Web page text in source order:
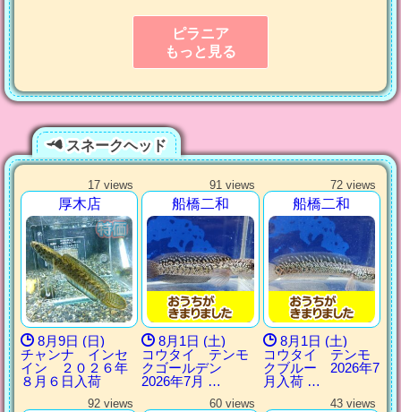
ピラニア
もっと見る
スネークヘッド
17 views
厚木店
8月9日 (日)
チャンナ インセ
イン ２０２６年
８月６日入荷
91 views
船橋二和
8月1日 (土)
コウタイ テンモ
クゴールデン
2026年7月 …
72 views
船橋二和
8月1日 (土)
コウタイ テンモ
クブルー 2026年7
月入荷 …
92 views 60 views 43 views